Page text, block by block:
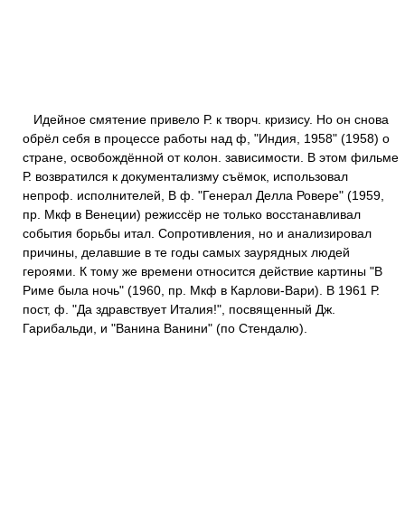
Идейное смятение привело Р. к творч. кризису. Но он снова
обрёл себя в процессе работы над ф, "Индия, 1958" (1958) о
стране, освобождённой от колон. зависимости. В этом фильме
Р. возвратился к документализму съёмок, использовал
непроф. исполнителей, В ф. "Генерал Делла Ровере" (1959,
пр. Мкф в Венеции) режиссёр не только восстанавливал
события борьбы итал. Сопротивления, но и анализировал
причины, делавшие в те годы самых заурядных людей
героями. К тому же времени относится действие картины "В
Риме была ночь" (1960, пр. Мкф в Карлови-Вари). В 1961 Р.
пост, ф. "Да здравствует Италия!", посвященный Дж.
Гарибальди, и "Ванина Ванини" (по Стендалю).